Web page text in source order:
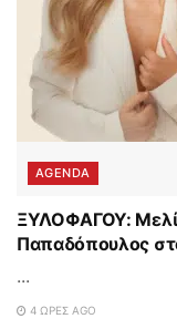
AGENDA
ΞΥΛΟΦΑΓΟΥ:
Παπαδόπουλος
...
4 ΏΡΕΣ AGO